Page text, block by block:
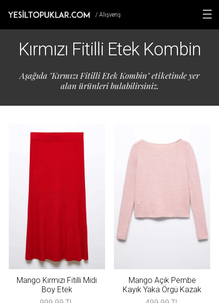
/ Alışveriş
Kırmızı Fitilli Etek Kombin
Aşağıda "Kırmızı Fitilli Etek Kombin" etiketinde yer
alan ürünleri bulabilirsiniz.
Mango Kırmızı Fitilli Midi
Boy Etek
Mango Açık Pembe
Kayık Yaka Örgü Kazak